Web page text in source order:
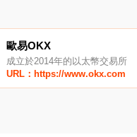
歐易OKX
成立於2014年的以太幣交易所
URL：https://www.okx.com